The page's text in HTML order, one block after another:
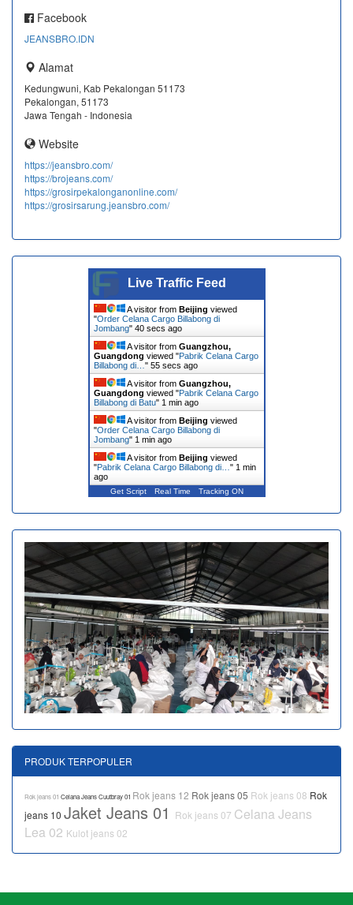
Facebook
JEANSBRO.IDN
Alamat
Kedungwuni, Kab Pekalongan 51173
Pekalongan, 51173
Jawa Tengah - Indonesia
Website
https://jeansbro.com/
https://brojeans.com/
https://grosirpekalonganonline.com/
https://grosirsarung.jeansbro.com/
Live Traffic Feed
A visitor from Beijing viewed
"Order Celana Cargo Billabong di
Jombang" 41 secs ago
A visitor from Guangzhou,
Guangdong viewed "Pabrik Celana Cargo
Billabong di… " 56 secs ago
A visitor from Guangzhou,
Guangdong viewed "Pabrik Celana Cargo
Billabong di Batu" 1 min ago
A visitor from Beijing viewed
"Order Celana Cargo Billabong di
Jombang" 1 min ago
A visitor from Beijing viewed
"Pabrik Celana Cargo Billabong di… " 1 min
ago
Get Script Real Time Tracking ON
PRODUK TERPOPULER
Rok jeans 01 Celana Jeans Cuutbray 01 Rok jeans 12 Rok jeans 05 Rok jeans 08 Rok
jeans 10 Jaket Jeans 01 Rok jeans 07 Celana Jeans
Lea 02 Kulot jeans 02